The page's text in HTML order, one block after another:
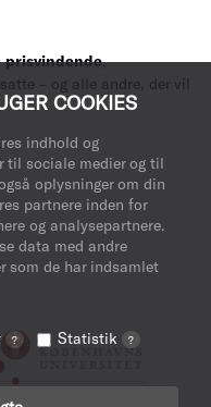
COOKIES
indhold og
til sociale medier og til
oplysninger om din
partnere inden for
og analysepartnere.
data med andre
som de har indsamlet
? Statistik ?
prisvindende,
– og alle andre, der vil